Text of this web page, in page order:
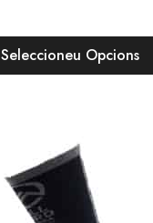
Seleccioneu Opcions